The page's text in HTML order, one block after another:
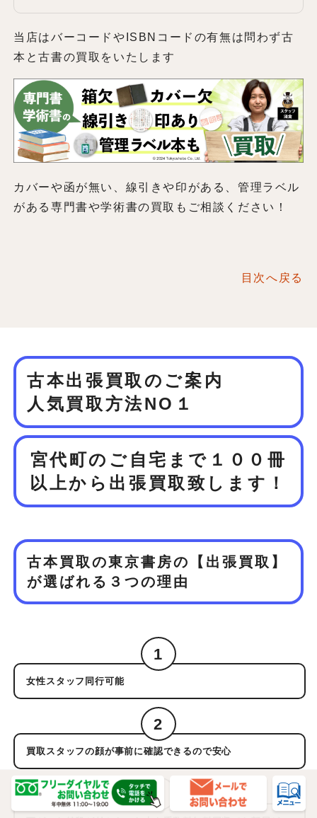
当店はバーコードやISBNコードの有無は問わず古
本と古書の買取をいたします
カバーや函が無い、線引きや印がある、管理ラベル
がある専門書や学術書の買取もご相談ください！
目次へ戻る
古本出張買取のご案内
人気買取方法NO１
宮代町のご自宅まで１００冊
以上から 出張買取致します！
古本買取の東京書房の【出張買取】
が選ばれる３つの理由
1
女性スタッフ同行可能
2
買取スタッフの顔が事前に確認できるので安心
3